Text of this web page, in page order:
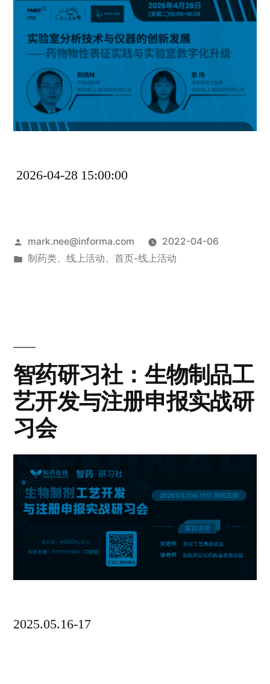
2026-04-28 15:00:00
mark.nee@informa.com
2022-04-06
制药类、 线上活动、 首页-线上活动
智药研习社：生物制品工
艺开发与注册申报实战研
习会
2025.05.16-17